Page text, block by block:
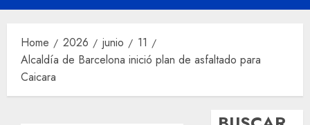
Menu
Home 2026 junio
11
Alcaldía de Barcelona inició plan de asfaltado para
Caicara